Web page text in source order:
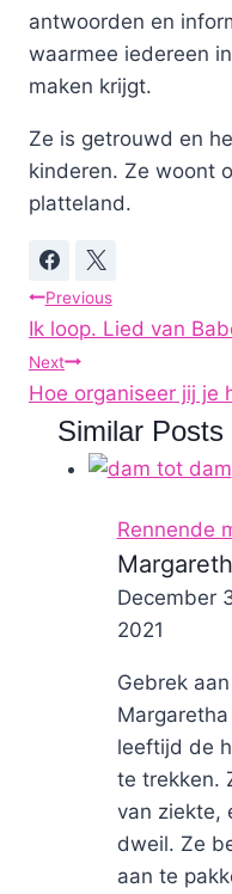
antwoorden en
waarmee iedereen
maken krijgt.
Ze is getrouwd en
kinderen. Ze woont
platteland.
Post
navigation
Previous
Ik loop. Lied van
Next
Hoe organiseer jij je
Similar Posts
Rennende
ByNicole
December
2021
Gebrek
leeftijd de
te trekken.
van ziekte,
dweil. Ze
aan te